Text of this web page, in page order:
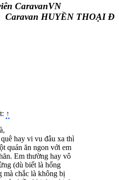
CaravanVN
Caravan HUYỀN THOẠI
↑
hay vi vu đâu xa thì
quán ăn ngon với em
Em thường hay vô
(dù biết là hổng
mà chắc là không bị